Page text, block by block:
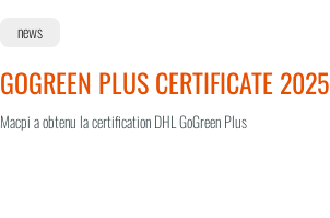
news
GOGREEN PLUS CERTIFICATE 2025
Macpi a obtenu la certification DHL GoGreen Plus